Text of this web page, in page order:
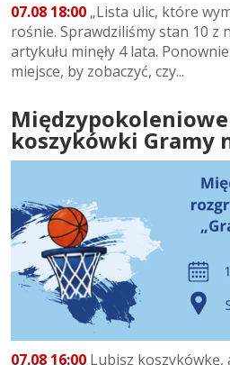
07.08 18:00 „Lista ulic, które
rośnie. Sprawdziliśmy stan 10 z
artykułu minęły 4 lata.
miejsce, by zobaczyć, czy...
koszykówki Gramy
07.08 16:00 Lubisz koszykówkę,